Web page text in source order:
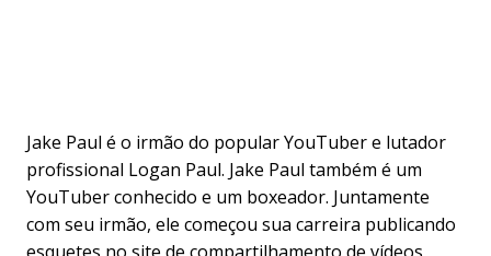
Jake Paul é o irmão do popular YouTuber e lutador
profissional Logan Paul. Jake Paul também é um
YouTuber conhecido e um boxeador. Juntamente
com seu irmão, ele começou sua carreira publicando